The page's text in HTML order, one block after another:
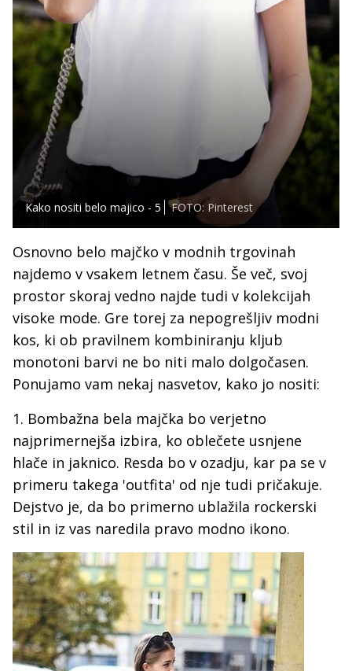
Kako nositi belo majico - 5 FOTO: Pinterest
Osnovno belo majčko v modnih trgovinah
najdemo v vsakem letnem času. Še več, svoj
prostor skoraj vedno najde tudi v kolekcijah
visoke mode. Gre torej za nepogrešljiv modni
kos, ki ob pravilnem kombiniranju kljub
monotoni barvi ne bo niti malo dolgočasen.
Ponujamo vam nekaj nasvetov, kako jo nositi:
1. Bombažna bela majčka bo verjetno
najprimernejša izbira, ko oblečete usnjene
hlače in jaknico. Resda bo v ozadju, kar pa se v
primeru takega 'outfita' od nje tudi pričakuje.
Dejstvo je, da bo primerno ublažila rockerski
stil in iz vas naredila pravo modno ikono.